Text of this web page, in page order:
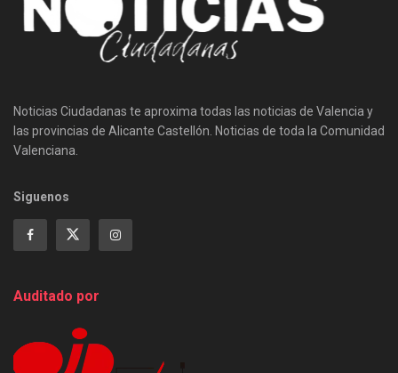
Noticias Ciudadanas te aproxima todas las noticias de Valencia y
las provincias de Alicante Castellón. Noticias de toda la Comunidad
Valenciana.
Siguenos
Auditado por